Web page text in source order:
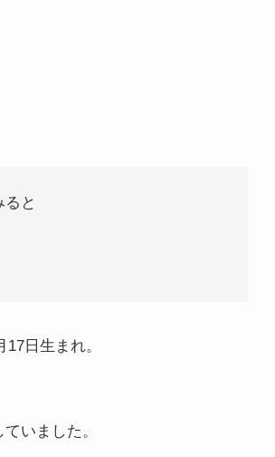
と
日生まれ。
いました。